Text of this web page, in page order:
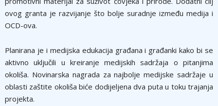
ovog granta je razvijanje što bolje suradnje između medija i
OCD-ova.
Planirana je i medijska edukacija građana i građanki kako bi se
aktivno uključili u kreiranje medijskih sadržaja o pitanjima
okoliša. Novinarska nagrada za najbolje medijske sadržaje u
oblasti zaštite okoliša biće dodijeljena dva puta u toku trajanja
projekta.